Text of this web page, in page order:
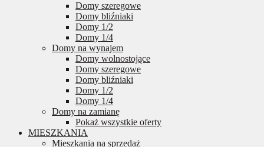
Domy szeregowe
Domy bliźniaki
Domy 1/2
Domy 1/4
Domy na wynajem
Domy wolnostojące
Domy szeregowe
Domy bliźniaki
Domy 1/2
Domy 1/4
Domy na zamianę
Pokaż wszystkie oferty
MIESZKANIA
Mieszkania na sprzedaż